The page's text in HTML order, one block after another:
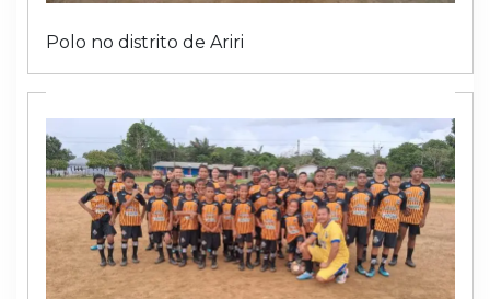
Polo no distrito de Ariri